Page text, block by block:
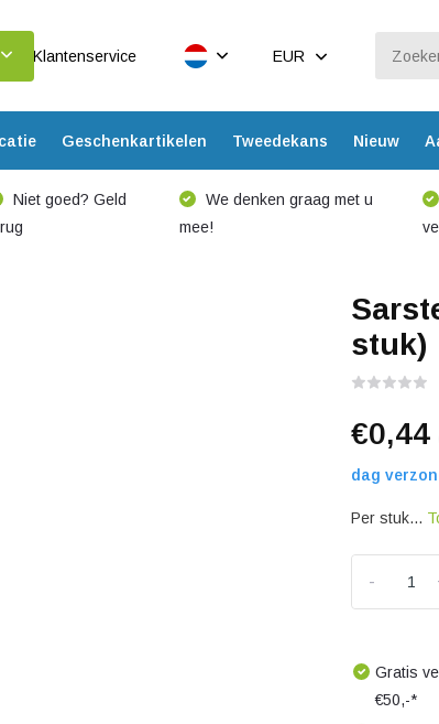
Klantenservice EUR
Geschenkartikelen Tweedekans Nieuw
Niet goed? Geld
We denken graag met u
mee!
stuk)
€0,44
dag
Per stuk...
-
Gratis
€50,-*